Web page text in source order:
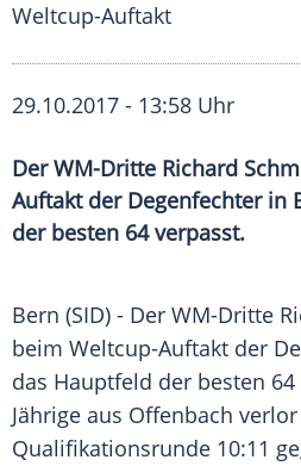
Weltcup-Auftakt
29.10.2017 - 13:58 Uhr
Der WM-Dritte Richard
Auftakt der Degenfechter in
der besten 64 verpasst.
Bern (SID) - Der WM-Dritte
beim Weltcup-Auftakt der
das Hauptfeld der besten
Jährige aus Offenbach
Qualifikationsrunde 10:11